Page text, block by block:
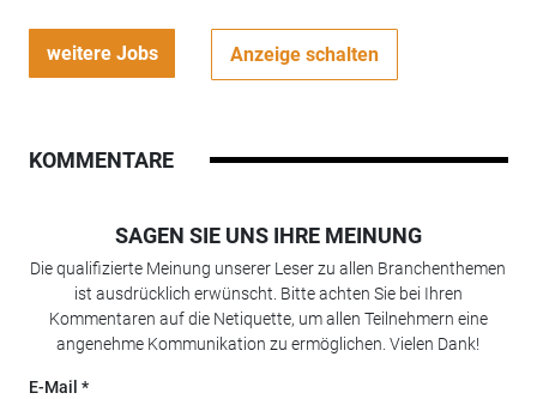
weitere Jobs Anzeige schalten
KOMMENTARE
SAGEN SIE UNS IHRE MEINUNG
Die qualifizierte Meinung unserer Leser zu allen Branchenthemen
ist ausdrücklich erwünscht. Bitte achten Sie bei Ihren
Kommentaren auf die Netiquette, um allen Teilnehmern eine
angenehme Kommunikation zu ermöglichen. Vielen Dank!
E-Mail